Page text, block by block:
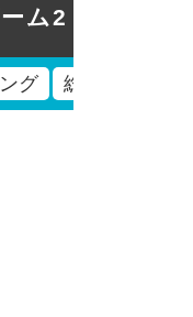
ム2
グ 総合ランキング